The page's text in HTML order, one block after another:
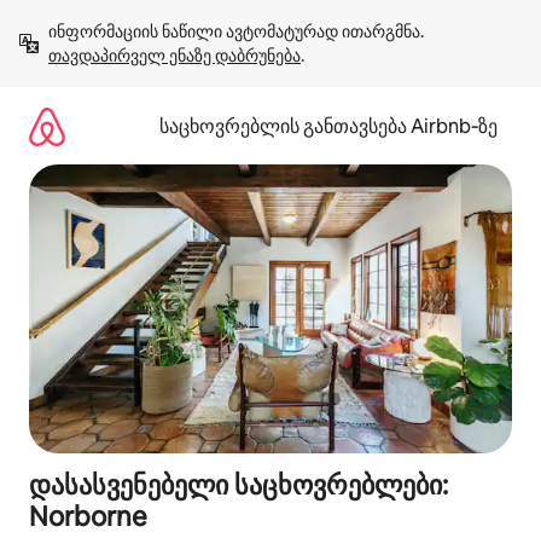
გადასვლა
თავდაპირველ ენაზე დაბრუნება.
საცხოვრებლის განთავსება Airbnb‑ზე
დასასვენებელი საცხოვრებლები:
Norborne